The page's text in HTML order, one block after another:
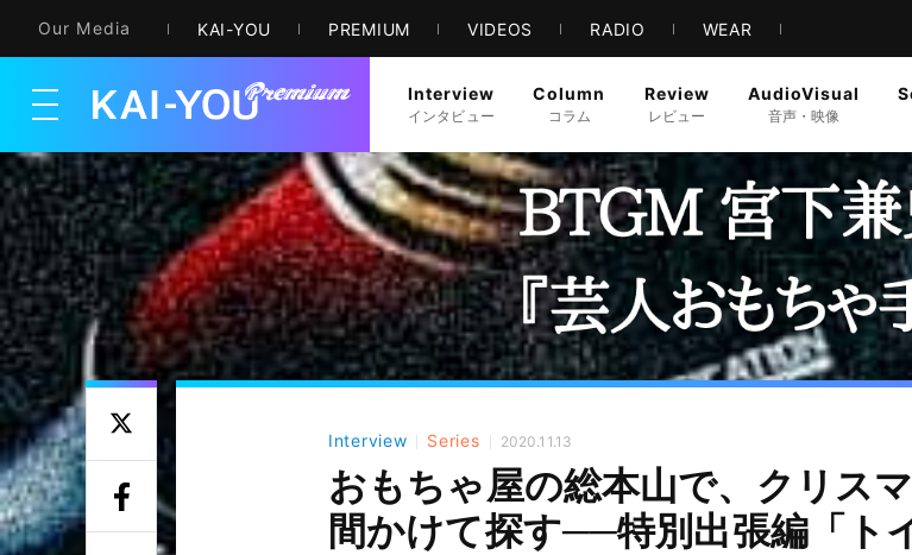
Our Media KAI-YOU PREMIUM VIDEOS RADIO WEAR
メニューを開く
Interview
インタビュー
Column
コラム
Review
レビュー
AudioVisual
音声・映像
Interview Series 2020.11.13
おもちゃ屋の総本山で、クリス
間かけて探す──特別出張編「ト